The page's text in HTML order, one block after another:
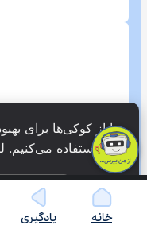
خانه یادگیری
ما از کوکی‌ها
استفاده می‌کنیم. لطفاً رضایت خود را اعلام کنید.
فقط